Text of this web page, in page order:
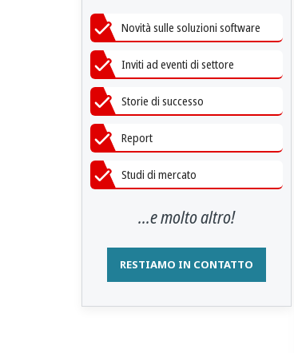
Novità sulle soluzioni software
Inviti ad eventi di settore
Storie di successo
Report
Studi di mercato
...e molto altro!
RESTIAMO IN CONTATTO